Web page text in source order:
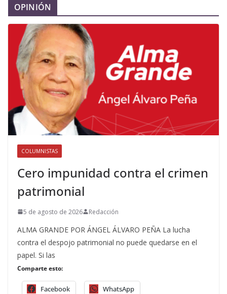
OPINIÓN
COLUMNISTAS
Cero impunidad contra el crimen
patrimonial
5 de agosto de 2026 Redacción
ALMA GRANDE POR ÁNGEL ÁLVARO PEÑA La lucha
contra el despojo patrimonial no puede quedarse en el
papel. Si las
Comparte esto:
Facebook WhatsApp